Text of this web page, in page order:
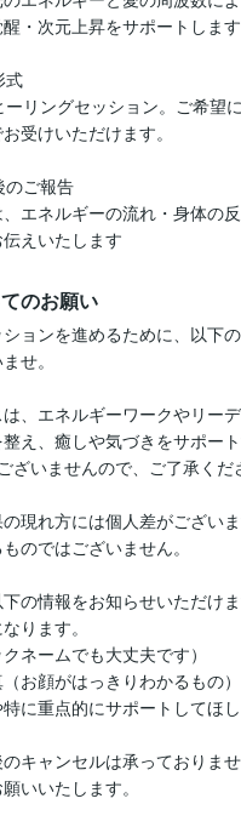
・次元上昇をサポートします
式
リングセッション。ご希望
受けいただけます。
のご報告
エネルギーの流れ・身体の
えいたします
のお願い
ョンを進めるために、以下
せ。
は、エネルギーワークやリー
え、癒しや気づきをサポート
ざいませんので、ご了承くだ
の現れ方には個人差がござい
のではございません。
下の情報をお知らせいただけ
ります。
ネームでも大丈夫です）
お顔がはっきりわかるもの）
に重点的にサポートしてほ
のキャンセルは承っておりま
いいたします。